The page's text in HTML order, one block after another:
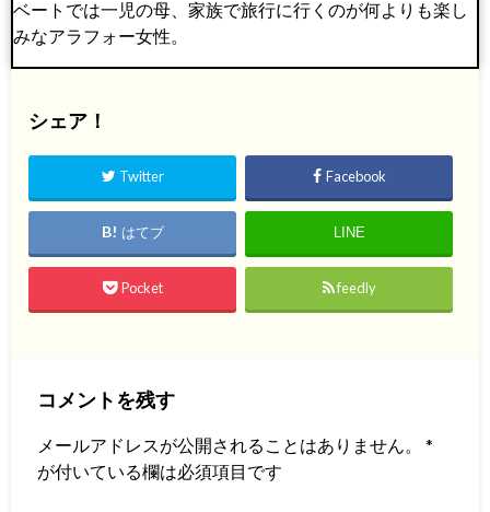
ベートでは一児の母、家族で旅行に行くのが何よりも楽し
みなアラフォー女性。
シェア！
Twitter Facebook
はてブ LINE
Pocket feedly
コメントを残す
メールアドレスが公開されることはありません。
*
が付いている欄は必須項目です